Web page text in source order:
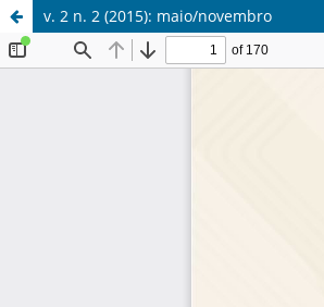
v. 2 n. 2 (2015): maio/novembro